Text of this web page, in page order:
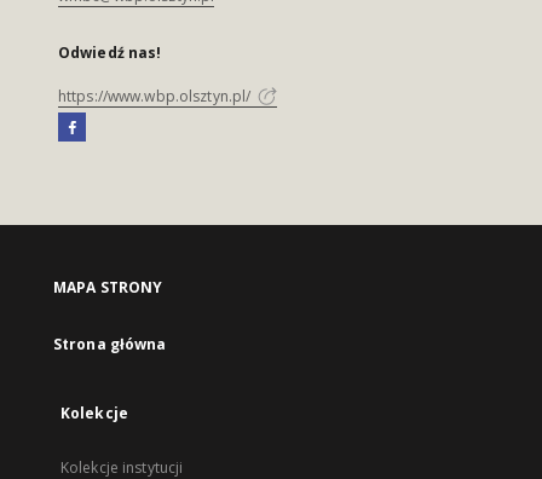
Odwiedź nas!
https://www.wbp.olsztyn.pl/
MAPA STRONY
Strona główna
Kolekcje
Kolekcje instytucji